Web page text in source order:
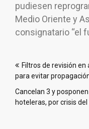
pudiesen
Medio Oriente y
consignatario “el
de
entradas
Filtros de revisión
para evitar
Cancelan 3 y
hoteleras, por crisis